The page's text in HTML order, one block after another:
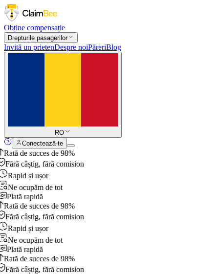
Obține compensație
Drepturile pasagerilor
Invită un prietenDespre noiPăreriBlog
RO
Conectează-te
Rată de succes de 98%
Fără câștig, fără comision
Rapid și ușor
Ne ocupăm de tot
Plată rapidă
Rată de succes de 98%
Fără câștig, fără comision
Rapid și ușor
Ne ocupăm de tot
Plată rapidă
Rată de succes de 98%
Fără câștig, fără comision